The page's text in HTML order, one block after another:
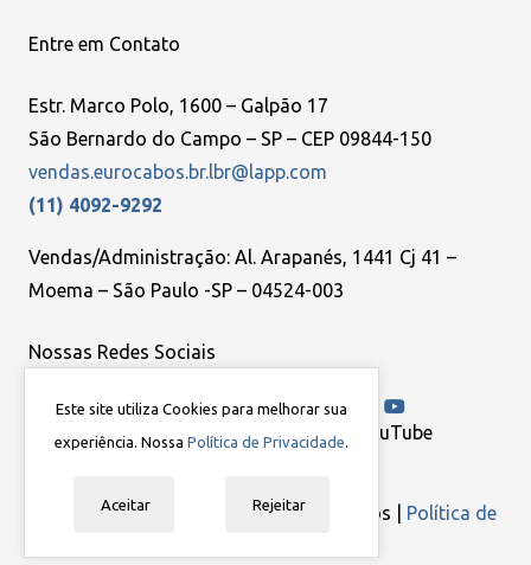
Entre em Contato
Estr. Marco Polo, 1600 – Galpão 17
São Bernardo do Campo – SP – CEP 09844-150
vendas.eurocabos.br.lbr@lapp.com
(11) 4092-9292
Vendas/Administração: Al. Arapanés, 1441 Cj 41 –
Moema – São Paulo -SP – 04524-003
Nossas Redes Sociais
Facebook Google LinkedIn YouTube
Eurocabos | Todos os direitos reservados | Política de
Este site utiliza Cookies para melhorar sua
experiência. Nossa Política de Privacidade.
Aceitar Rejeitar